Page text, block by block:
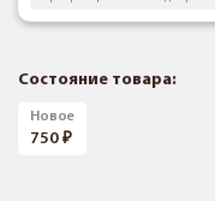
Состояние товара:
Новое
750